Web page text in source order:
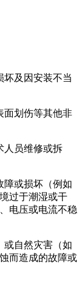
坏及因安装不当
面划伤等其他非
人员维修或拆
障或损坏（例如
过于潮湿或干
电压或电流不稳
或自然灾害（如
而造成的故障或